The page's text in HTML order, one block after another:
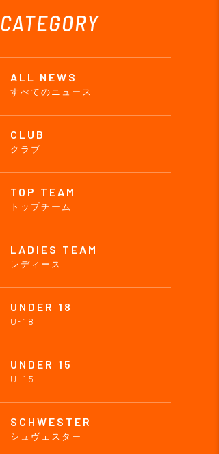
CATEGORY
ALL NEWS
すべてのニュース
CLUB
クラブ
TOP TEAM
トップチーム
LADIES TEAM
レディース
UNDER 18
U-18
UNDER 15
U-15
SCHWESTER
シュヴェスター